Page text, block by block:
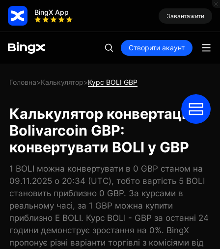
BingX App Завантажити
Створити акаунт
Головна>Калькулятор>Курс BOLI GBP
Калькулятор конвертації
Bolivarcoin GBP:
конвертувати BOLI у GBP
1 BOLI можна конвертувати в 0 GBP станом на
09.11.2025 о 20:34 (UTC), тобто вартість 5 BOLI
становить приблизно 0 GBP. За курсами в
реальному часі, за 1 GBP можна купити
приблизно E BOLI. Курс BOLI - GBP за останні 24
години демонструє зростання на 0%. BingX
пропонує різні варіанти торгівлі з комісіями від